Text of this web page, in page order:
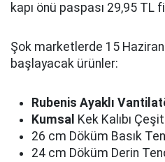
kapı önü paspası 29,95 TL
Şok marketlerde 15
başlayacak ürünler:
Rubenis Ayaklı
Kumsal Kek Kalıbı
26 cm Döküm Basık
24 cm Döküm Derin